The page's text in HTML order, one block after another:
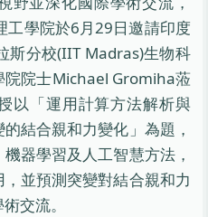
工學院於6月29日邀請印度
斯分校(IIT Madras)生物科
院院士Michael Gromiha蒞
以「運用計算方法解析與
結合親和力變化」為題，
器學習及人工智慧方法，
並預測突變對結合親和力
交流。